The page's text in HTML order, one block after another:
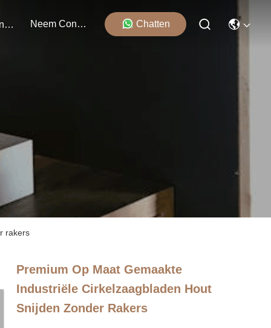
Evenementen Neem Contact Met Ons Op Chatten
rakers
Premium Op Maat Gemaakte
Industriële Cirkelzaagbladen Hout
Snijden Zonder Rakers